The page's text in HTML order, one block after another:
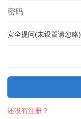
安全提问(未设置请忽略)
还没有注册？